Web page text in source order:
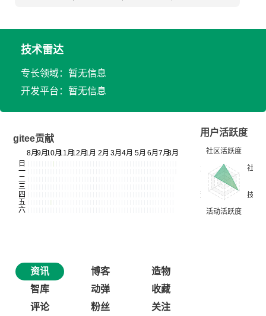
技术雷达
专长领域：暂无信息
开发平台：暂无信息
gitee贡献
用户活跃度
资讯 博客
造物
智库
动弹
收藏
评论
粉丝 关注